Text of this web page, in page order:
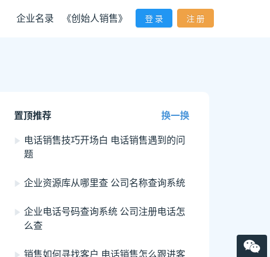
企业名录 《创始人销售》 登 录 注 册
置顶推荐
换一换
电话销售技巧开场白 电话销售遇到的问
题
企业资源库从哪里查 公司名称查询系统
企业电话号码查询系统 公司注册电话怎
么查
销售如何寻找客户 电话销售怎么跟进客